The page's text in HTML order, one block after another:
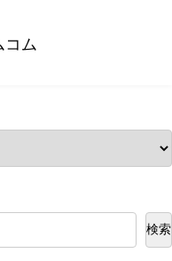
コム
検索